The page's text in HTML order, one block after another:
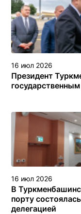
16 июл 2026
Президент
16 июл 2026
В
порту
делегацией